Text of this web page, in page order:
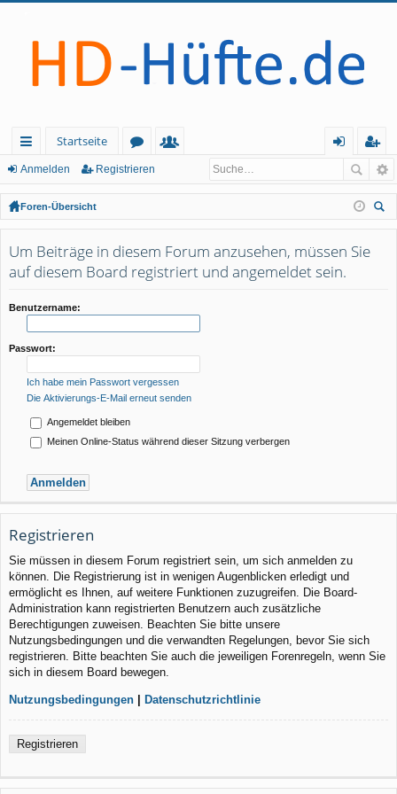
ch
ne
llz
ug
rif
f
Startseite
or
en
lie
de
r
m
el
de
n
eg
ist
rie
re
Anmelden Registrieren
Foren-Übersicht
Um Beiträge in diesem Forum anzusehen, müssen Sie
auf diesem Board registriert und angemeldet sein.
Benutzername:
Passwort:
Ich habe mein Passwort vergessen
Die Aktivierungs-E-Mail erneut senden
Angemeldet bleiben
Meinen Online-Status während dieser Sitzung verbergen
Registrieren
Sie müssen in diesem Forum registriert sein, um sich anmelden zu
können. Die Registrierung ist in wenigen Augenblicken erledigt und
ermöglicht es Ihnen, auf weitere Funktionen zuzugreifen. Die Board-
Administration kann registrierten Benutzern auch zusätzliche
Berechtigungen zuweisen. Beachten Sie bitte unsere
Nutzungsbedingungen und die verwandten Regelungen, bevor Sie sich
registrieren. Bitte beachten Sie auch die jeweiligen Forenregeln, wenn Sie
sich in diesem Board bewegen.
Nutzungsbedingungen | Datenschutzrichtlinie
Registrieren